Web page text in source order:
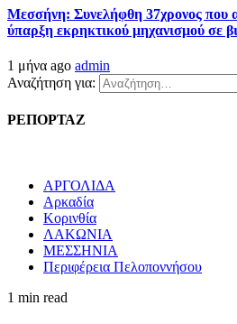
Μεσσήνη: Συνελήφθη 37χρονος που
ύπαρξη εκρηκτικού μηχανισμού σε
1 μήνα ago admin
Αναζήτηση για:
ΡΕΠΟΡΤΑΖ
ΑΡΓΟΛΙΔΑ
Αρκαδία
Κορινθία
ΛΑΚΩΝΙΑ
ΜΕΣΣΗΝΙΑ
Περιφέρεια Πελοποννήσου
1 min read